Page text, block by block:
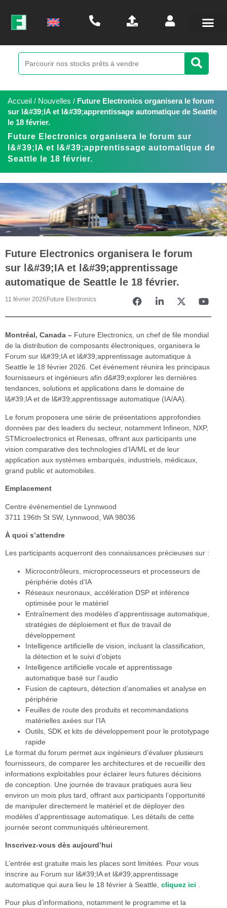
Accueil / Nouvelles / Future Electronics organisera le forum
sur l&#39;IA et l&#39;apprentissage automatique de Seattle
le 18 février.
Future Electronics organisera le forum sur
l&#39;IA et l&#39;apprentissage automatique de
Seattle le 18 février.
Future Electronics organisera le forum
sur l&#39;IA et l&#39;apprentissage
automatique de Seattle le 18 février.
11 février 2026 Future Electronics
Montréal, Canada – Future Electronics, un chef de file mondial
de la distribution de composants électroniques, organisera le
Forum sur l&#39;IA et l&#39;apprentissage automatique à
Seattle le 18 février 2026. Cet événement réunira les principaux
fournisseurs et ingénieurs afin d&#39;explorer les dernières
tendances, solutions et applications dans le domaine de
l&#39;IA et de l&#39;apprentissage automatique (IA/AA).
Le forum proposera une série de présentations approfondies
données par des leaders du secteur, notamment Infineon, NXP,
STMicroelectronics et Renesas, offrant aux participants une
vision comparative des technologies d’IA/ML et de leur
application aux systèmes embarqués, industriels, médicaux,
grand public et automobiles.
Emplacement
Centre événementiel de Lynnwood
3711 196th St SW, Lynnwood, WA 98036
À quoi s’attendre
Les participants acquerront des connaissances précieuses sur :
Microcontrôleurs, microprocesseurs et processeurs de
périphérie dotés d’IA
Réseaux neuronaux, accélération DSP et inférence
optimisée pour le matériel
Entraînement des modèles d’apprentissage automatique,
stratégies de déploiement et flux de travail de
développement
Intelligence artificielle de vision, incluant la classification,
la détection et le suivi d’objets
Intelligence artificielle vocale et apprentissage
automatique basé sur l’audio
Fusion de capteurs, détection d’anomalies et analyse en
périphérie
Feuilles de route des produits et recommandations
matérielles axées sur l’IA
Outils, SDK et kits de développement pour le prototypage
rapide
Le format du forum permet aux ingénieurs d’évaluer plusieurs
fournisseurs, de comparer les architectures et de recueillir des
informations exploitables pour éclairer leurs futures décisions
de conception. Une journée de travaux pratiques aura lieu
environ un mois plus tard, offrant aux participants l’opportunité
de manipuler directement le matériel et de déployer des
modèles d’apprentissage automatique. Les détails de cette
journée seront communiqués ultérieurement.
Inscrivez-vous dès aujourd’hui
L’entrée est gratuite mais les places sont limitées. Pour vous
inscrire au Forum sur l&#39;IA et l&#39;apprentissage
automatique qui aura lieu le 18 février à Seattle, cliquez ici
Pour plus d’informations, notamment le programme et la